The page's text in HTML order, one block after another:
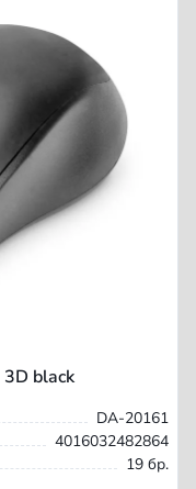
black
DA-20161
4016032482864
19 бр.